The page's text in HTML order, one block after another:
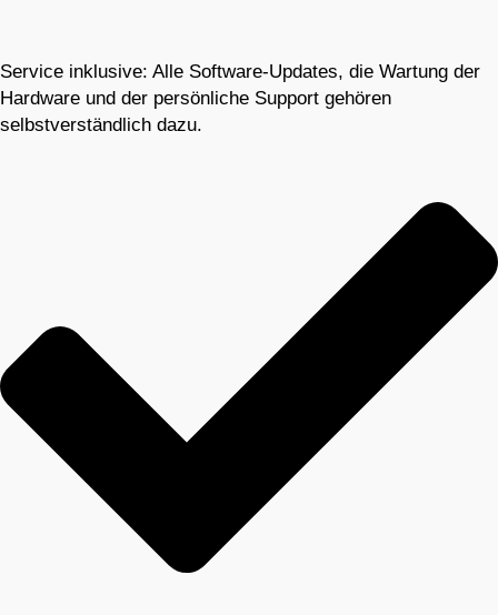
Service inklusive: Alle Software-Updates, die Wartung der
Hardware und der persönliche Support gehören
selbstverständlich dazu.